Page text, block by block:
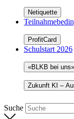
Netiquette
ProfitCard
Schulstart 2026
«BLKB bei
Zukunft KI –
Suche